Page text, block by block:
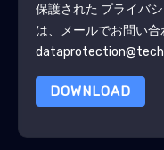
保護された プライバ
は、メールでお問い
DOWNLOAD